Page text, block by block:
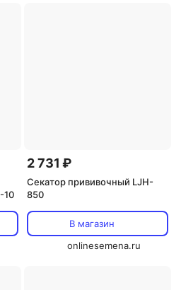
10
2 731 ₽
Секатор прививочный LJH-
850
В магазин
onlinesemena.ru